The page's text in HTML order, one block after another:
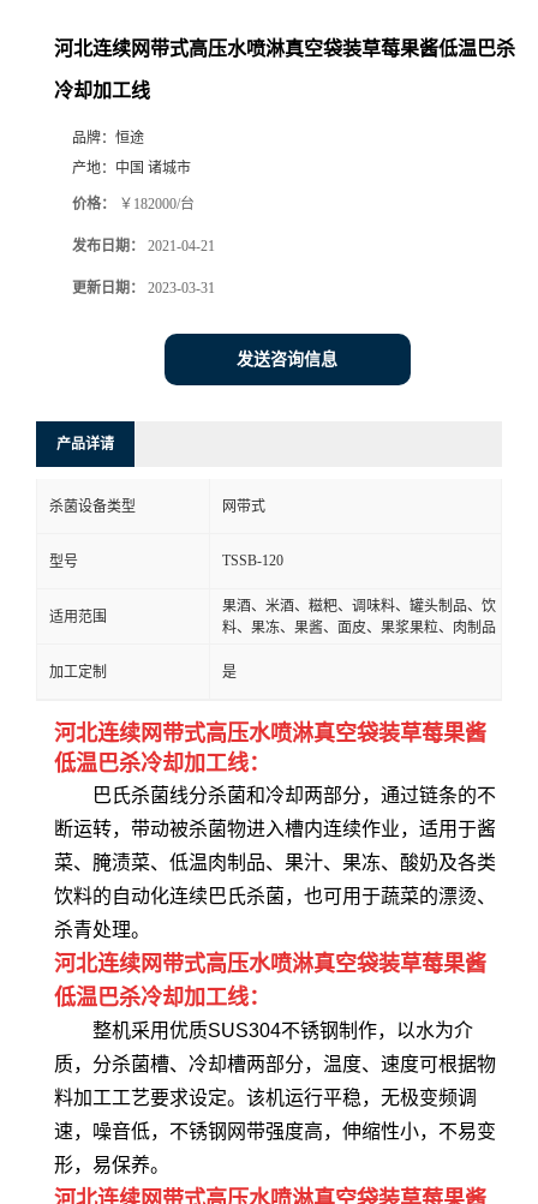
河北连续网带式高压水喷淋真空袋装草莓果酱低温巴杀
冷却加工线
品牌： 恒途
产地： 中国 诸城市
价格： ￥182000/台
发布日期： 2021-04-21
更新日期： 2023-03-31
发送咨询信息
产品详请
杀菌设备类型 网带式
型号 TSSB-120
适用范围
果酒、米酒、糍粑、调味料、罐头制品、饮
料、果冻、果酱、面皮、果浆果粒、肉制品
加工定制 是
河北连续网带式高压水喷淋真空袋装草莓果酱
低温巴杀冷却加工线：
巴氏杀菌线分杀菌和冷却两部分，通过链条的不
断运转，带动被杀菌物进入槽内连续作业，适用于酱
菜、腌渍菜、低温肉制品、果汁、果冻、酸奶及各类
饮料的自动化连续巴氏杀菌，也可用于蔬菜的漂烫、
杀青处理。
河北连续网带式高压水喷淋真空袋装草莓果酱
低温巴杀冷却加工线：
整机采用优质SUS304不锈钢制作，以水为介
质，分杀菌槽、冷却槽两部分，温度、速度可根据物
料加工工艺要求设定。该机运行平稳，无极变频调
速，噪音低，不锈钢网带强度高，伸缩性小，不易变
形，易保养。
河北连续网带式高压水喷淋真空袋装草莓果酱